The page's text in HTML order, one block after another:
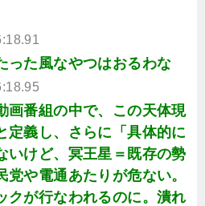
った風なやつはおるわな
画番組の中で、この天体現
定義し、さらに「具体的に
いけど、冥王星＝既存の勢
や電通あたりが危ない。
クが行なわれるのに。潰れ